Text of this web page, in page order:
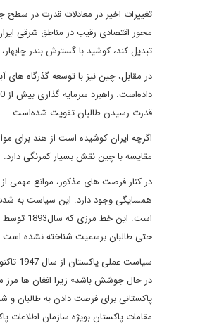
تغییرات اخیر در معادلات قدرت در سطح
محور اقتصادی رقیب در مناطق شرقی
تبدیل کند، کوشید با گسترش بندر
در مقابل، چین نیز با توسعه گذرگاه
قدرت رسیدن طالبان تقویت شده‌است.
اگرچه ایران کوشیده ‌است از هند برای
مقایسه با چین نقش بسیار کمرنگی دارد.
در کنار فرصت های مذکور، موانع مهمی
همسایگی وجود دارد. این سیاست به
حتی طالبان برسمیت شناخته نشده است.
در حال جوشش باشد» زیرا افغان ها مرز
پاکستانی برای فرصت دادن به طالبان و